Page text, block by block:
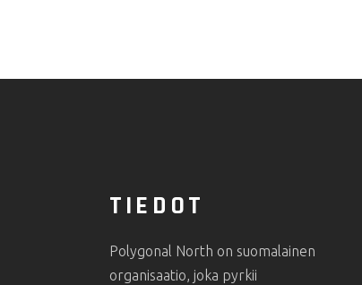
TIEDOT
Polygonal North on suomalainen
organisaatio, joka pyrkii